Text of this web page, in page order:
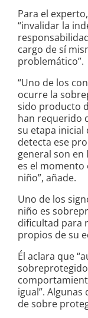
Para el
“invalidar la
cargo de sí
problemático”.
“Uno de los
ocurre la
sido producto
han requerido
su etapa inicial
detecta ese
general son en
es el momento
niño”, añade.
Uno de los
niño es
dificultad para
propios de su
Él aclara que
igual”.
de sobre